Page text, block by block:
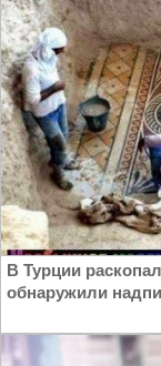
В Турции
обнаружили